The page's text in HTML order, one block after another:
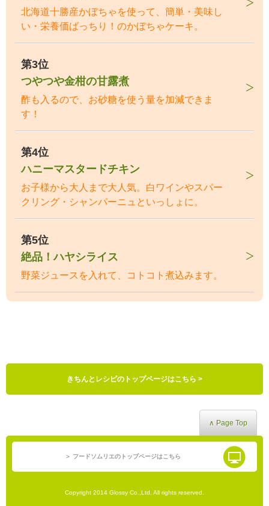
北海道十勝産かぼちゃを使って、簡単・美味し
い・栄養価ばっちり！のかぼちゃケーキ。
第3位
つやつや金柑の甘露煮
酢も入るので、お砂糖を使う量を加減できま
す！
第4位
ハニーマスタードチキン
お子様から大人まで大人気。白ワインやスパー
クリング・シャンパーニュといっしょに。
第5位
絶品！ハヤシライス
野菜ジュースを入れて、コトコト煮込みます。
きちんとレシピのトップページはこちら >
∧ Page Top
＞ フードソムリエのトップページはこちら
Copyright 2014 Glossy Co.,Ltd. All rights reserved.